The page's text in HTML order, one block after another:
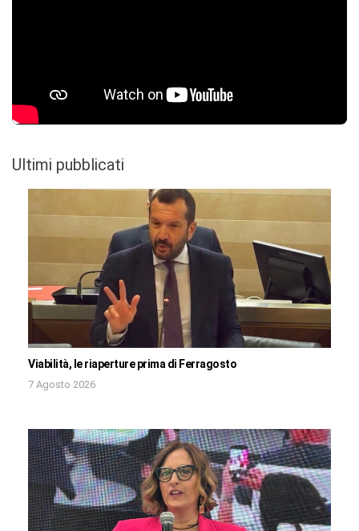
Ultimi pubblicati
Viabilità, le riaperture prima di Ferragosto
7 Agosto 2026